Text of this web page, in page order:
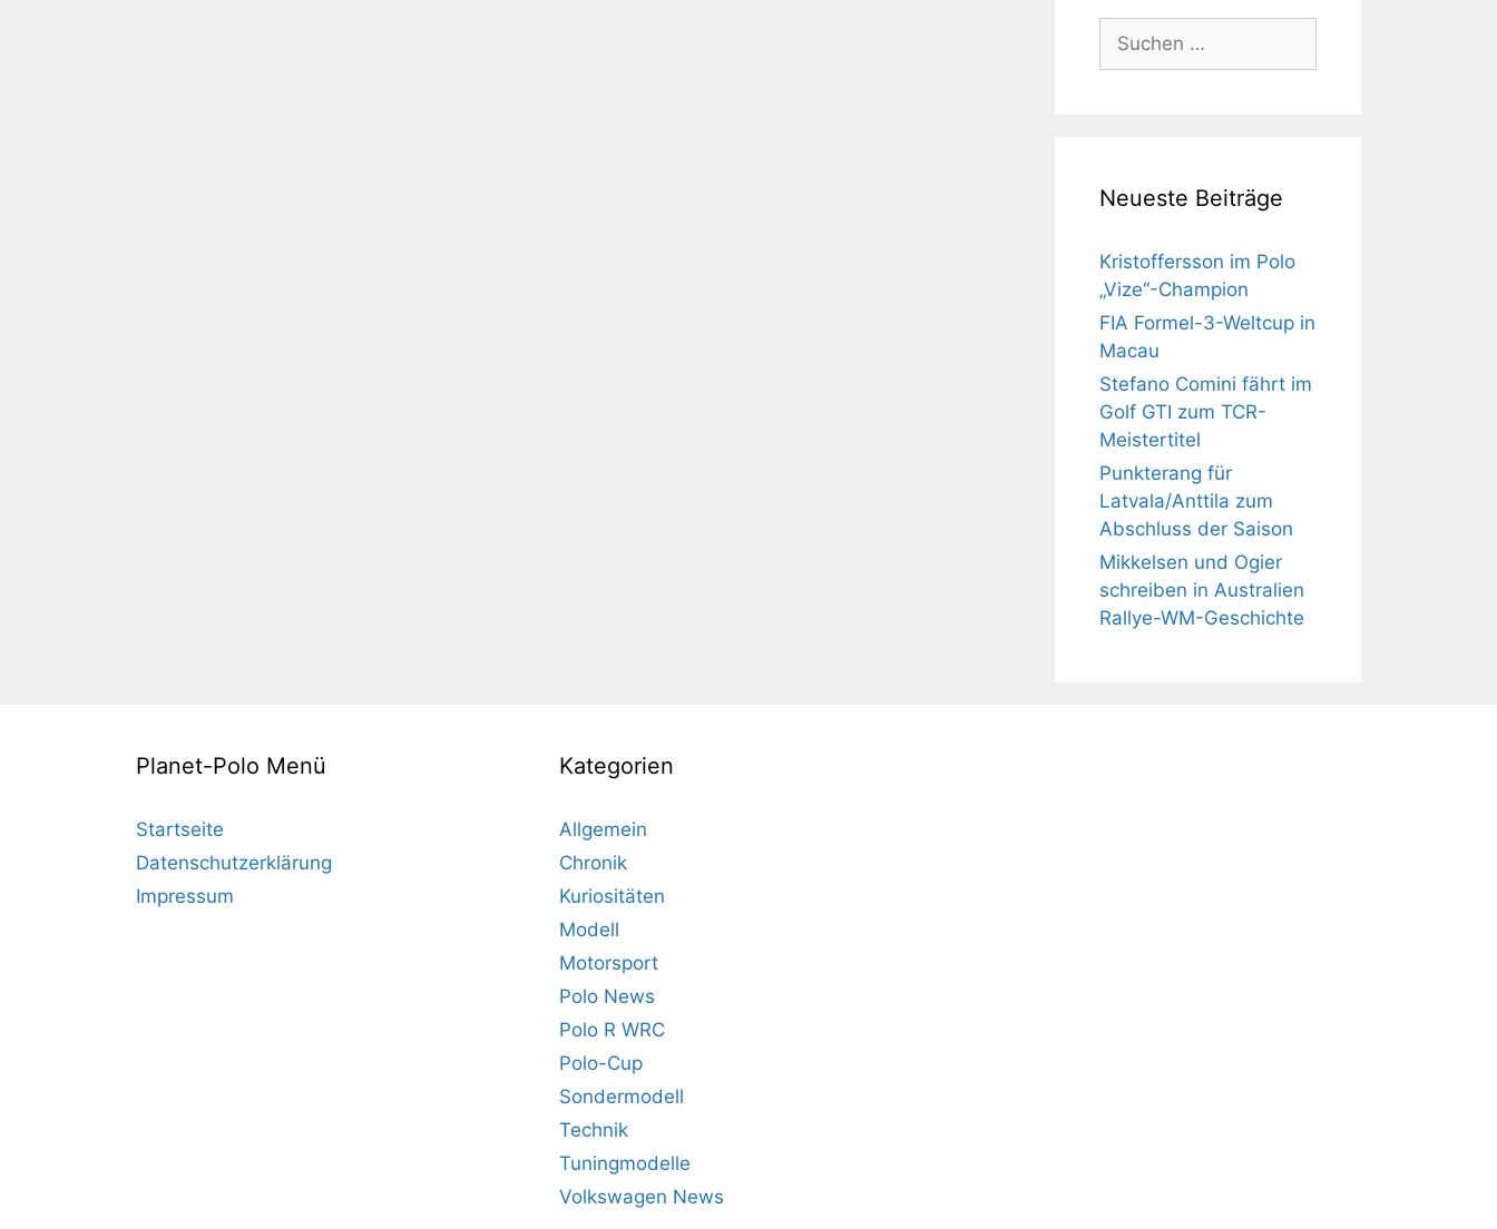
nach:
Neueste Beiträge
Kristoffersson im Polo
„Vize“-Champion
FIA Formel-3-Weltcup in
Macau
Stefano Comini fährt im
Golf GTI zum TCR-
Meistertitel
Punkterang für
Latvala/Anttila zum
Abschluss der Saison
Mikkelsen und Ogier
schreiben in Australien
Rallye-WM-Geschichte
Planet-Polo Menü
Startseite
Datenschutzerklärung
Impressum
Kategorien
Allgemein
Chronik
Kuriositäten
Modell
Motorsport
Polo News
Polo R WRC
Polo-Cup
Sondermodell
Technik
Tuningmodelle
Volkswagen News